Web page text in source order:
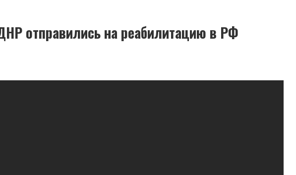
отправились на реабилитацию в РФ